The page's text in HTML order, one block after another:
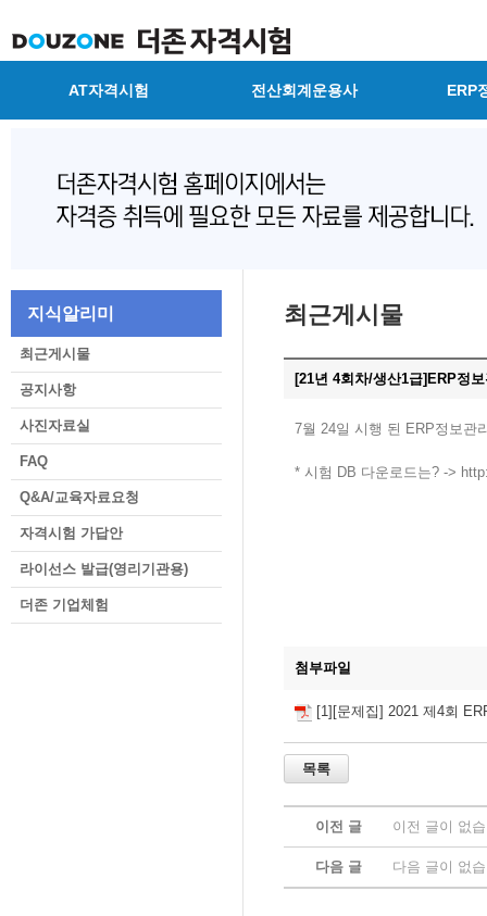
AT자격시험 전산회계운용사 ERP
지식알리미
최근게시물
공지사항
사진자료실
FAQ
Q&A/교육자료요청
자격시험 가답안
라이선스 발급(영리기관용)
더존 기업체험
최근게시물
[21년 4회차/생산1급]ERP정
7월 24일 시행 된 ERP정보관
* 시험 DB 다운로드는? ->
첨부파일
[1][문제집] 2021 제4회
이전 글 이전 글이 없
다음 글 다음 글이 없